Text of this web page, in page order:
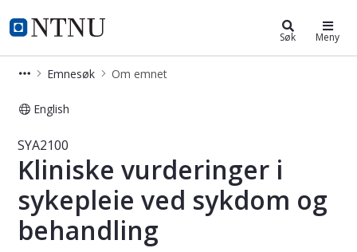
NTNU Hjemmeside
Studier Søk Meny
Emnesøk Om emnet
English
Emne - Kliniske vurderinger i
SYA2100
Kliniske vurderinger i
sykepleie ved sykdom og
behandling